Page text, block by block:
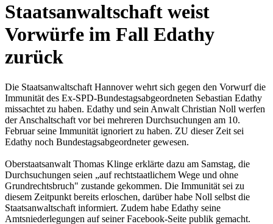
Staatsanwaltschaft weist
Vorwürfe im Fall Edathy
zurück
Die Staatsanwaltschaft Hannover wehrt sich gegen den Vorwurf die
Immunität des Ex-SPD-Bundestagsabgeordneten Sebastian Edathy
missachtet zu haben. Edathy und sein Anwalt Christian Noll werfen
der Anschaltschaft vor bei mehreren Durchsuchungen am 10.
Februar seine Immunität ignoriert zu haben. ZU dieser Zeit sei
Edathy noch Bundestagsabgeordneter gewesen.
Oberstaatsanwalt Thomas Klinge erklärte dazu am Samstag, die
Durchsuchungen seien „auf rechtstaatlichem Wege und ohne
Grundrechtsbruch" zustande gekommen. Die Immunität sei zu
diesem Zeitpunkt bereits erloschen, darüber habe Noll selbst die
Staatsanwaltschaft informiert. Zudem habe Edathy seine
Amtsniederlegungen auf seiner Facebook-Seite publik gemacht.